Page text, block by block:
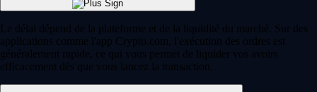
Le délai dépend de la plateforme et de la liquidité du marché. Sur des
applications comme l'app Crypto.com, l'exécution des ordres est
généralement rapide, ce qui vous permet de liquider vos avoirs
efficacement dès que vous lancez la transaction.